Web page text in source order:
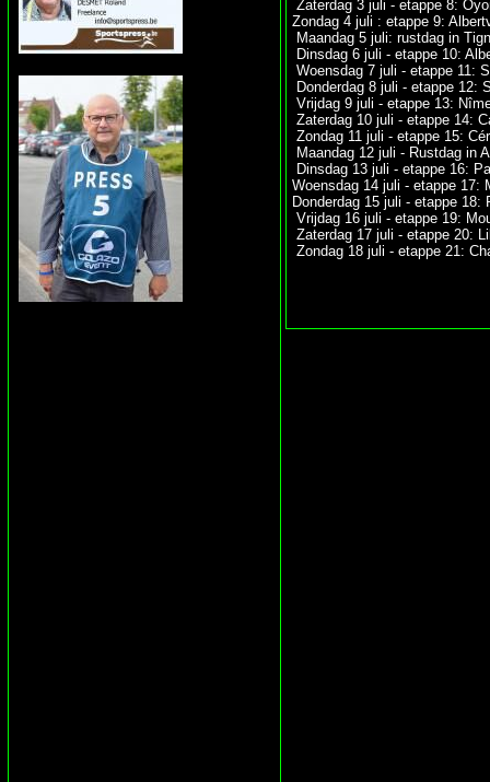
Zaterdag 3 juli - etappe 8:
Zondag 4 juli : etappe 9:
Maandag 5 juli: rustdag in
Dinsdag 6 juli - etappe 10:
Woensdag 7 juli - etappe 11:
Donderdag 8 juli - etappe 12:
Vrijdag 9 juli - etappe 13:
Zaterdag 10 juli - etappe 14:
Zondag 11 juli - etappe 15:
Maandag 12 juli - Rustdag in
Dinsdag 13 juli - etappe 16:
Woensdag 14 juli - etappe
Donderdag 15 juli - etappe
Vrijdag 16 juli - etappe 19:
Zaterdag 17 juli - etappe 20:
Zondag 18 juli - etappe 21: